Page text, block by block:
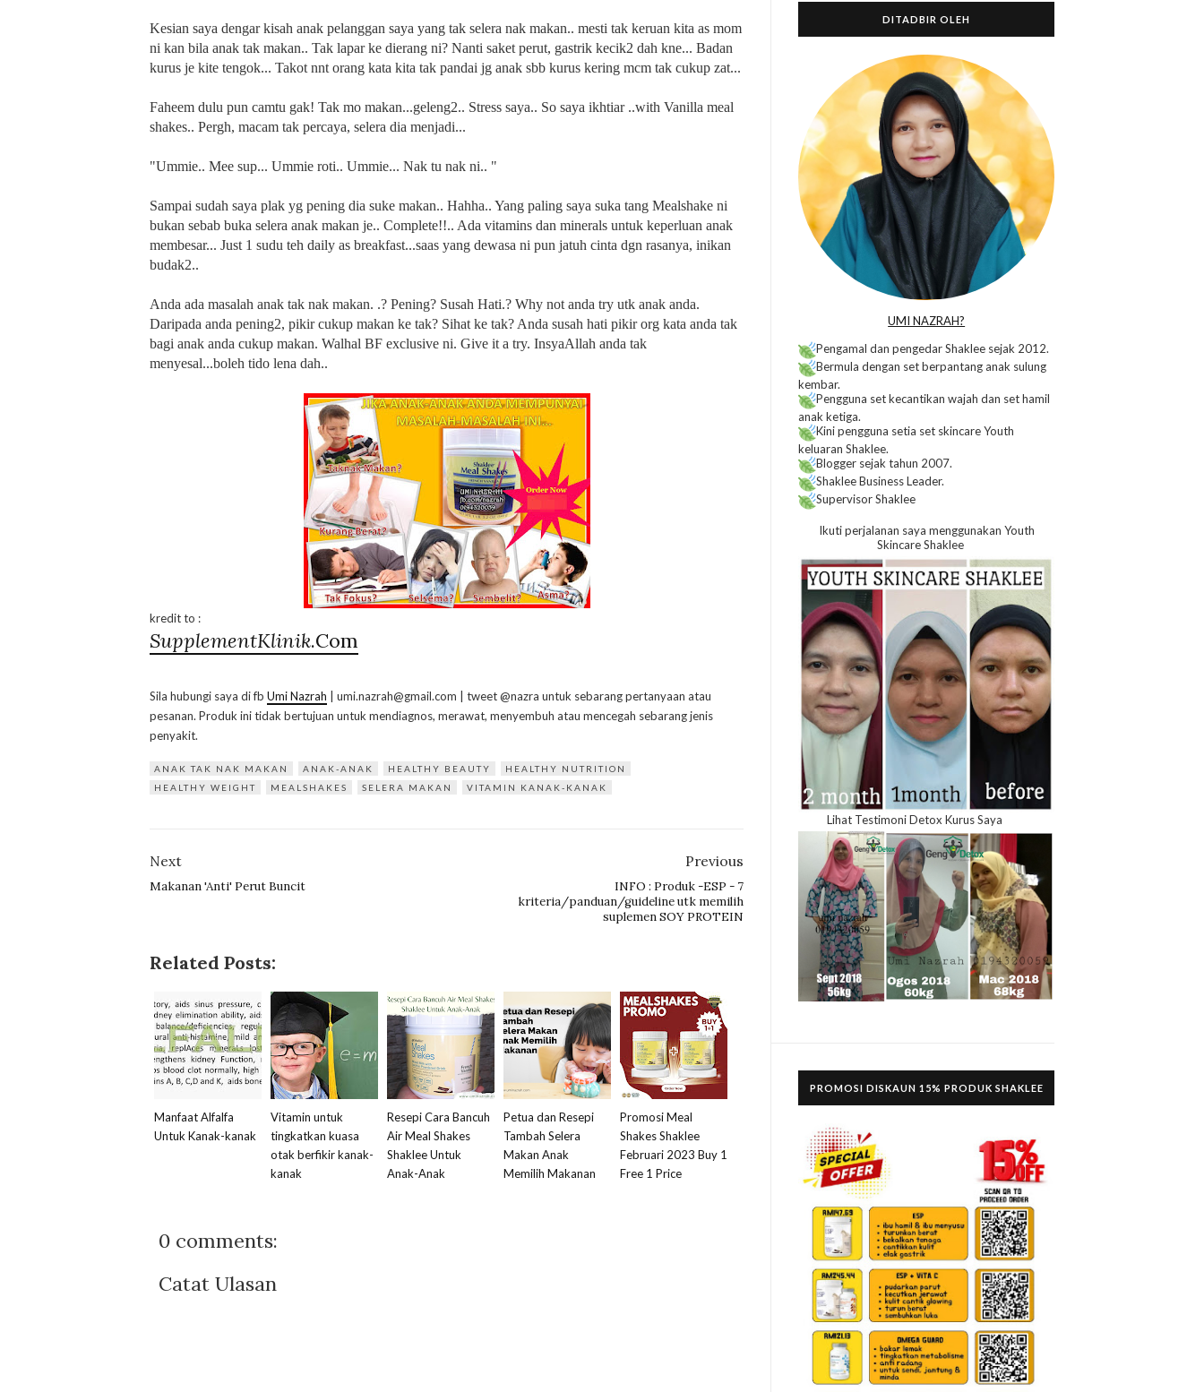
Kesian saya dengar kisah anak pelanggan saya yang tak selera nak makan.. mesti tak keruan kita as mom
ni kan bila anak tak makan.. Tak lapar ke dierang ni? Nanti saket perut, gastrik kecik2 dah kne... Badan
kurus je kite tengok... Takot nnt orang kata kita tak pandai jg anak sbb kurus kering mcm tak cukup zat...
Faheem dulu pun camtu gak! Tak mo makan...geleng2.. Stress saya.. So saya ikhtiar ..with Vanilla meal
shakes.. Pergh, macam tak percaya, selera dia menjadi...
"Ummie.. Mee sup... Ummie roti.. Ummie... Nak tu nak ni.. "
Sampai sudah saya plak yg pening dia suke makan.. Hahha.. Yang paling saya suka tang Mealshake ni
bukan sebab buka selera anak makan je.. Complete!!.. Ada vitamins dan minerals untuk keperluan anak
membesar... Just 1 sudu teh daily as breakfast...saas yang dewasa ni pun jatuh cinta dgn rasanya, inikan
budak2..
Anda ada masalah anak tak nak makan. .? Pening? Susah Hati.? Why not anda try utk anak anda.
Daripada anda pening2, pikir cukup makan ke tak? Sihat ke tak? Anda susah hati pikir org kata anda tak
bagi anak anda cukup makan. Walhal BF exclusive ni. Give it a try. InsyaAllah anda tak
menyesal...boleh tido lena dah..
kredit to :
SupplementKlinik.Com
Sila hubungi saya di fb Umi Nazrah | umi.nazrah@gmail.com | tweet @nazra untuk sebarang pertanyaan atau
pesanan. Produk ini tidak bertujuan untuk mendiagnos, merawat, menyembuh atau mencegah sebarang jenis
penyakit.
ANAK TAK NAK MAKAN ANAK-ANAK HEALTHY BEAUTY
HEALTHY NUTRITION
HEALTHY WEIGHT
MEALSHAKES SELERA MAKAN VITAMIN KANAK-KANAK
Next
Makanan 'Anti' Perut Buncit
Previous
INFO : Produk -ESP - 7
kriteria/panduan/guideline utk memilih
suplemen SOY PROTEIN
Related Posts:
Manfaat Alfalfa
Untuk Kanak-kanak
Vitamin untuk
tingkatkan kuasa
otak berfikir kanak-
kanak
Resepi Cara Bancuh
Air Meal Shakes
Shaklee Untuk
Anak-Anak
Petua dan Resepi
Tambah Selera
Makan Anak
Memilih Makanan
Promosi Meal
Shakes Shaklee
Februari 2023 Buy 1
Free 1 Price
0 comments:
Catat Ulasan
r
DITADBIR OLEH
UMI NAZRAH?
Pengamal dan pengedar Shaklee sejak 2012.
Bermula dengan set berpantang anak sulung
kembar.
Pengguna set kecantikan wajah dan set hamil
anak ketiga.
Kini pengguna setia set skincare Youth
keluaran Shaklee.
Blogger sejak tahun 2007.
Shaklee Business Leader.
Supervisor Shaklee
Ikuti perjalanan saya menggunakan Youth
Skincare Shaklee
Lihat Testimoni Detox Kurus Saya
PROMOSI DISKAUN 15% PRODUK SHAKLEE